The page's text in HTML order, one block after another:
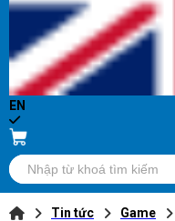
EN
Tin tức Game